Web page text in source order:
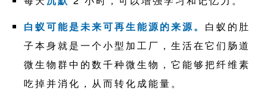
白蚁可能是未来可再生能源的来源。 白蚁的肚
子本身就是一个小型加工厂，生活在它们肠道
微生物群中的数千种微生物，它能够把纤维素
吃掉并消化，从而转化成能量。